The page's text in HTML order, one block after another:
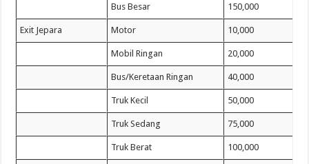
Bus Besar 150,000
Exit Jepara Motor 10,000
Mobil Ringan 20,000
Bus/Keretaan Ringan 40,000
Truk Kecil 50,000
Truk Sedang 75,000
Truk Berat 100,000